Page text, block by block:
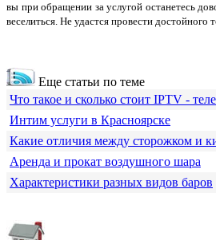
вы при обращении за услугой останетесь
веселиться. Не удастся провести
Еще статьи по теме
Что такое и сколько стоит IPTV -
Интим услуги в Красноярске
Какие отличия между сторожком и
Аренда и прокат воздушного шара
Характеристики разных видов баров